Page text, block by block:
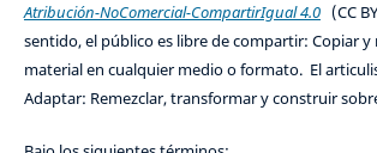
Atribución-NoComercial-CompartirIgual 4.0(CC
sentido, el público es libre de compartir: Copiar
material en cualquier medio o formato. El
Adaptar: Remezclar, transformar y construir